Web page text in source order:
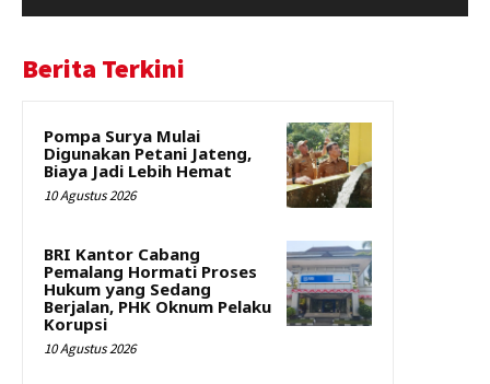
Berita Terkini
Pompa Surya Mulai
Digunakan Petani Jateng,
Biaya Jadi Lebih Hemat
10 Agustus 2026
BRI Kantor Cabang
Pemalang Hormati Proses
Hukum yang Sedang
Berjalan, PHK Oknum Pelaku
Korupsi
10 Agustus 2026